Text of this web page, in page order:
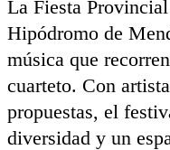
La Fiesta
Hipódromo de
música que
cuarteto. Con
propuestas, el
diversidad y un